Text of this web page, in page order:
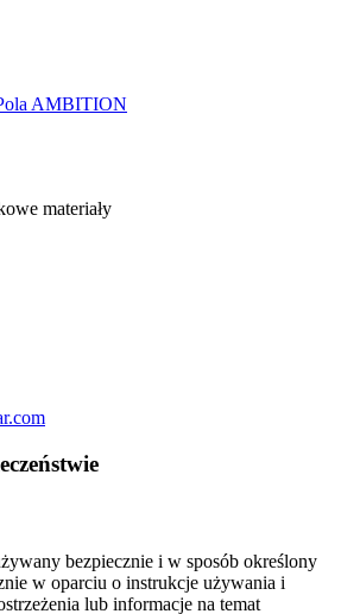
AMBITION
materiały
bezpiecznie i w sposób określony
w oparciu o instrukcje używania i
lub informacje na temat